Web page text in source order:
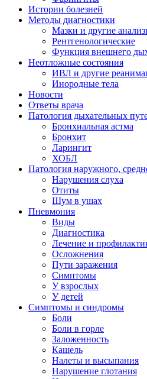
Истории болезней
Методы диагностики
Мазки и другие
Рентгенологические
Функция внешнего
Неотложные состояния
ИВЛ и другие
Инородные тела
Новости
Ответы врача
Патология дыхательных
Бронхиальная астма
Бронхит
Ларингит
ХОБЛ
Патология наружного,
Нарушения слуха
Отиты
Шум в ушах
Пневмония
Виды
Диагностика
Лечение и
Осложнения
Пути заражения
Симптомы
У взрослых
У детей
Симптомы и синдромы
Боли
Боли в горле
Заложенность
Кашель
Налеты и высыпания
Нарушение глотания